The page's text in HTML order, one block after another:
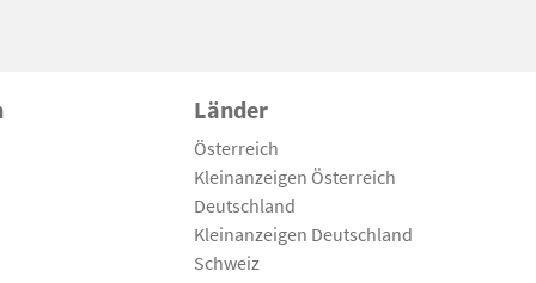
Länder
Österreich
Kleinanzeigen Österreich
Deutschland
Kleinanzeigen Deutschland
Schweiz